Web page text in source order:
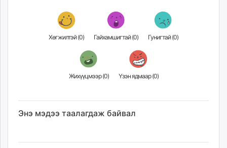
tvmongolia.mn
unread.today
Хөгжилтэй (0) Гайхамшигтай (0) Гунигтай (0)
Жихүүцмээр (0) Үзэн ядмаар (0)
Энэ мэдээ таалагдаж байвал